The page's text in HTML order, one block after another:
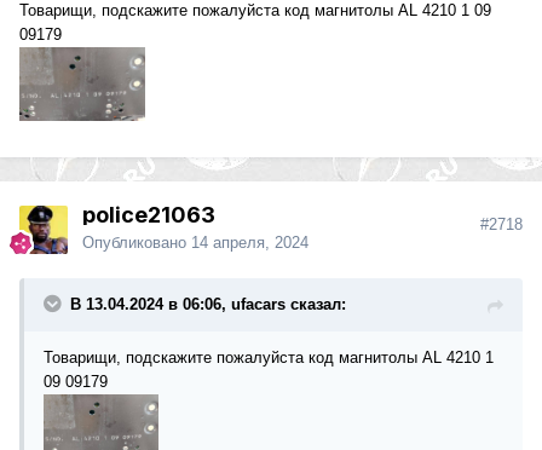
Товарищи, подскажите пожалуйста код магнитолы AL 4210 1 09
09179
police21063
Опубликовано 14 апреля, 2024
#2718
В 13.04.2024 в 06:06, ufacars сказал:
Товарищи, подскажите пожалуйста код магнитолы AL 4210 1
09 09179